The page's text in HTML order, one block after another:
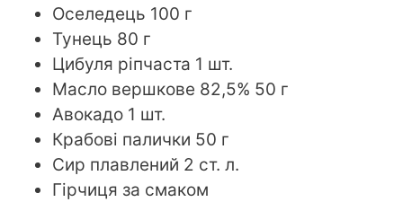
Оселедець 100 г
Тунець 80 г
Цибуля ріпчаста 1 шт.
Масло вершкове 82,5% 50 г
Авокадо 1 шт.
Крабові палички 50 г
Сир плавлений 2 ст. л.
Гірчиця за смаком